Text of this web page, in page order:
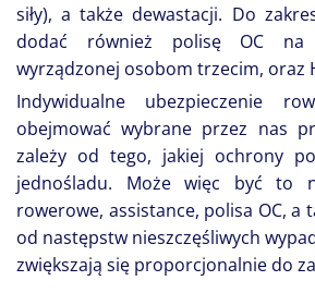
siły), a także dewastacji. Do
dodać również polisę OC na
wyrządzonej osobom trzecim, oraz
Indywidualne ubezpieczenie
obejmować wybrane przez nas
zależy od tego, jakiej ochrony
jednośladu. Może więc być to
rowerowe, assistance, polisa OC, a
od następstw nieszczęśliwych
zwiększają się proporcjonalnie do